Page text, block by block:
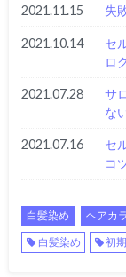
2021.11.15 失
2021.10.14
セ
ロ
2021.07.28
サ
な
2021.07.16
セ
コ
白髪染め
ヘアカ
白髪染め
初